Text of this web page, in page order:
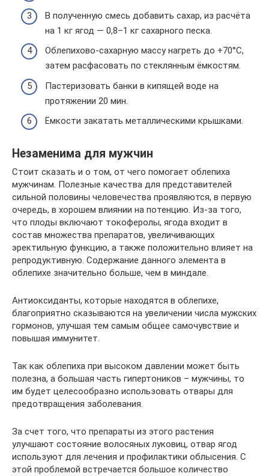
В полученную смесь добавить сахар, из расчёта
на 1 кг ягод — 0,8–1 кг сахарного песка.
Облепихово-сахарную массу нагреть до +70°С,
затем расфасовать по стеклянным ёмкостям.
Пастеризовать банки в кипящей воде на
протяжении 20 мин.
Ёмкости закатать металлическими крышками.
Незаменима для мужчин
Стоит сказать и о том, от чего помогает облепиха
мужчинам. Полезные качества для представителей
сильной половины человечества проявляются, в первую
очередь, в хорошем влиянии на потенцию. Из-за того,
что плоды включают токоферолы, ягода входит в
состав множества препаратов, увеличивающих
эректильную функцию, а также положительно влияет на
репродуктивную. Содержание данного элемента в
облепихе значительно больше, чем в миндале.
Антиоксиданты, которые находятся в облепихе,
благоприятно сказываются на увеличении числа мужских
гормонов, улучшая тем самым общее самочувствие и
повышая иммунитет.
Так как облепиха при высоком давлении может быть
полезна, а большая часть гипертоников – мужчины, то
им будет целесообразно использовать отвары для
предотвращения заболевания.
За счет того, что препараты из этого растения
улучшают состояние волосяных луковиц, отвар ягод
используют для лечения и профилактики облысения. С
этой проблемой встречается большое количество